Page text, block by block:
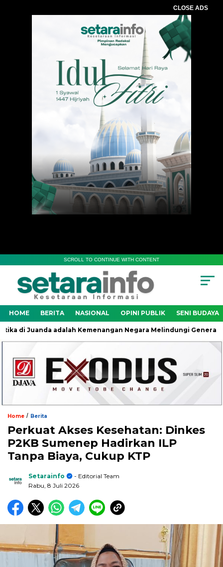
CLOSE ADS
SCROLL TO CONTINUE WITH CONTENT
HOME BERITA NASIONAL OPINI PUBLIK SENI BUDAYA
Juanda adalah Kemenangan Negara Melindungi Generasi
Home / Berita
Perkuat Akses Kesehatan: Dinkes
P2KB Sumenep Hadirkan ILP
Tanpa Biaya, Cukup KTP
Setarainfo
- Editorial Team
Rabu, 8 Juli 2026